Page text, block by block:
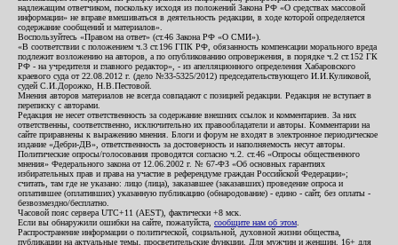
надлежащим ответчиком, поскольку исходя из положений Закона РФ «О средствах массовой
информации» не вправе вмешиваться в деятельность редакции, в ходе которой определяется
содержание сообщений и материалов».
Воспользуйтесь «Правом на ответ» (ст.46 Закона РФ «О СМИ»).
«В соответствии с положением ч.3 ст.196 ГПК РФ, обязанность компенсации морального вреда
подлежит возложению на авторов, а по опубликованию опровержения, в порядке ч.2 ст.152 ГК
РФ - на учредителя и главного редактор», - из апелляционного определения Хабаровского
краевого суда от 22.08.2012 г. (дело №33-5325/2012) председательствующего И.И.Куликовой,
судей С.И.Дорожко, Н.В.Пестовой.
Мнения авторов материалов не всегда совпадают с позицией редакции. Редакция не вступает в
переписку с авторами.
Редакция не несет ответственность за содержание внешних ссылок и комментариев. За них
ответственны, соответственно, исключительно их правообладатели и авторы. Комментарии на
сайте приравнены к выражению мнения. Блоги и форум не входят в электронное периодическое
издание «Дебри-ДВ», ответственность за достоверность и наполняемость несут авторы.
Политические опросы/голосования проводятся согласно ч.2. ст.46 «Опросы общественного
мнения» Федерального закона от 12.06.2002 г. № 67-ФЗ «Об основных гарантиях
избирательных прав и права на участие в референдуме граждан Российской Федерации»;
считать, там где не указано: лицо (лица), заказавшее (заказавших) проведение опроса и
оплатившее (оплативших) указанную публикацию (обнародование) - едино - сайт, без оплаты -
безвозмездно/бесплатно.
Часовой пояс сервера UTC+11 (AEST), фактически +8 мск.
Если вы обнаружили ошибки на сайте, пожалуйста, сообщите нам об этом
Распространение информации о политической, социальной, духовной жизни общества,
публикации на актуальные темы, просветительские функции. Для мужчин и женщин. 16+ для